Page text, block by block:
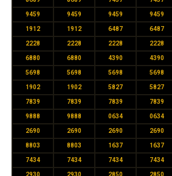
9459 9459 9459 9459
1912 1912 6487 6487
2228 2228 2228 2228
6880 6880 4390 4390
5698 5698 5698 5698
1902 1902 5827 5827
7839 7839 7839 7839
9888 9888 0634 0634
2690 2690 2690 2690
8803 8803 1637 1637
7434 7434 7434 7434